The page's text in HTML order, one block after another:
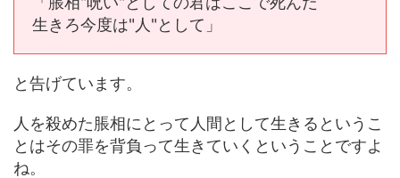
生きろ今度は"人"として」
と告げています。
人を殺めた脹相にとって人間として生きるというこ
とはその罪を背負って生きていくということですよ
ね。